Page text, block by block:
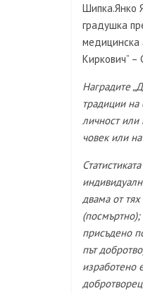
Шипка.Янко
градушка
медицинска
Киркович” –
Наградите
традиции на
личност или
човек или
двама от
присъдено
път
изработено